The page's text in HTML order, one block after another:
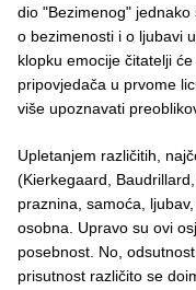
dio "Bezimenog"
o bezimenosti i o ljubavi
klopku emocije čitatelji
pripovjedača u prvome
više upoznavati
Upletanjem različitih,
(Kierkegaard,
praznina, samoća,
osobna. Upravo su ovi
posebnost. No,
prisutnost različito se